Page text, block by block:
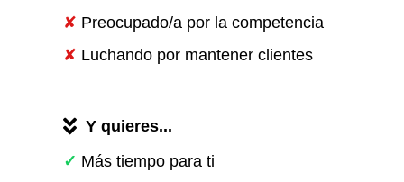
✘ Preocupado/a por la competencia
✘ Luchando por mantener clientes
Y quieres...
✓ Más tiempo para ti